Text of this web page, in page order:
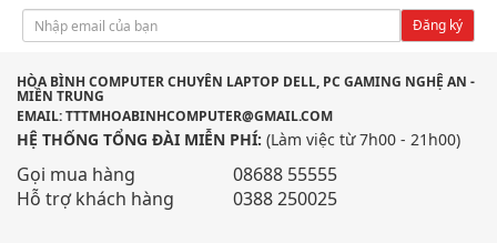
Đăng ký
HÒA BÌNH COMPUTER CHUYÊN LAPTOP DELL, PC GAMING NGHỆ AN -
MIỀN TRUNG
EMAIL: TTTMHOABINHCOMPUTER@GMAIL.COM
HỆ THỐNG TỔNG ĐÀI MIỄN PHÍ: (Làm việc từ 7h00 - 21h00)
Gọi mua hàng
08688 55555
Hỗ trợ khách hàng
0388 250025